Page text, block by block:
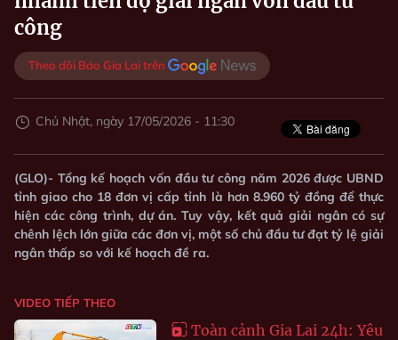
công
Theo dõi Báo Gia Lai trên
Chủ Nhật, ngày 17/05/2026 - 11:30
(GLO)- Tổng kế hoạch vốn đầu tư công năm 2026 được UBND
tỉnh giao cho 18 đơn vị cấp tỉnh là hơn 8.960 tỷ đồng để thực
hiện các công trình, dự án. Tuy vậy, kết quả giải ngân có sự
chênh lệch lớn giữa các đơn vị, một số chủ đầu tư đạt tỷ lệ giải
ngân thấp so với kế hoạch đề ra.
VIDEO TIẾP THEO
Toàn cảnh Gia Lai 24h: Yêu